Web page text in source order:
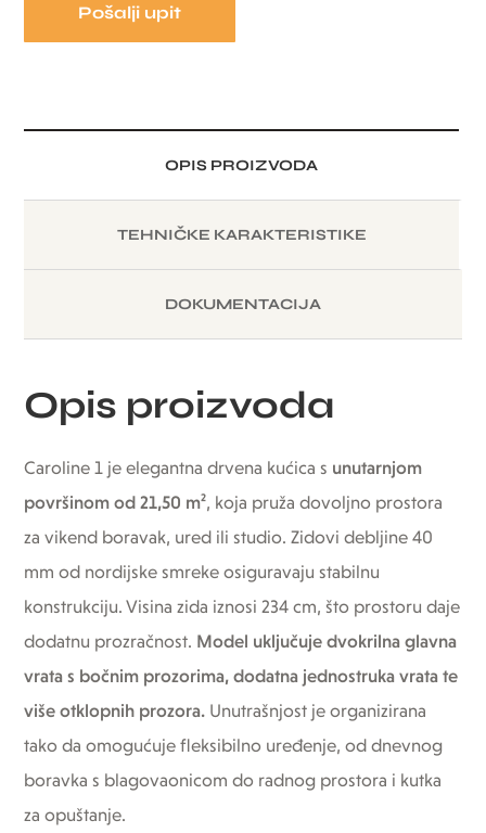
Pošalji upit
OPIS PROIZVODA
TEHNIČKE KARAKTERISTIKE
DOKUMENTACIJA
Opis proizvoda
Caroline 1 je elegantna drvena kućica s unutarnjom
površinom od 21,50 m², koja pruža dovoljno prostora
za vikend boravak, ured ili studio. Zidovi debljine 40
mm od nordijske smreke osiguravaju stabilnu
konstrukciju. Visina zida iznosi 234 cm, što prostoru daje
dodatnu prozračnost. Model uključuje dvokrilna glavna
vrata s bočnim prozorima, dodatna jednostruka vrata te
više otklopnih prozora. Unutrašnjost je organizirana
tako da omogućuje fleksibilno uređenje, od dnevnog
boravka s blagovaonicom do radnog prostora i kutka
za opuštanje.